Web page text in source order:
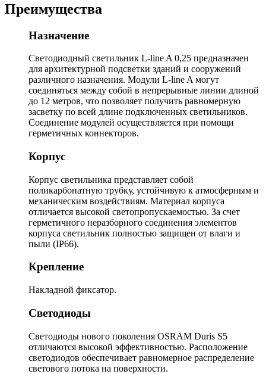
Преимущества
Назначение
Светодиодный светильник L-line A 0,25 предназначен
для архитектурной подсветки зданий и сооружений
различного назначения. Модули L-line A могут
соединяться между собой в непрерывные линии длиной
до 12 метров, что позволяет получить равномерную
засветку по всей длине подключенных светильников.
Соединение модулей осуществляется при помощи
герметичных коннекторов.
Корпус
Корпус светильника представляет собой
поликарбонатную трубку, устойчивую к атмосферным и
механическим воздействиям. Материал корпуса
отличается высокой светопропускаемостью. За счет
герметичного неразборного соединения элементов
корпуса светильник полностью защищен от влаги и
пыли (IP66).
Крепление
Накладной фиксатор.
Светодиоды
Светодиоды нового поколения OSRAM Duris S5
отличаются высокой эффективностью. Расположение
светодиодов обеспечивает равномерное распределение
светового потока на поверхности.